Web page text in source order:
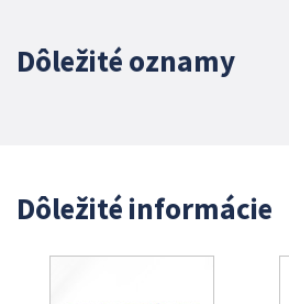
Dôležité oznamy
Dôležité informácie